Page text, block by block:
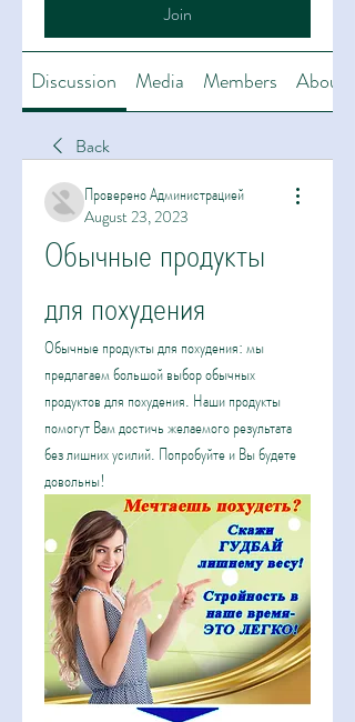
Join
Discussion Media Members About
Back
Проверено Администрацией
August 23, 2023
Обычные продукты
для похудения
Обычные продукты для похудения: мы
предлагаем большой выбор обычных
продуктов для похудения. Наши продукты
помогут Вам достичь желаемого результата
без лишних усилий. Попробуйте и Вы будете
довольны!